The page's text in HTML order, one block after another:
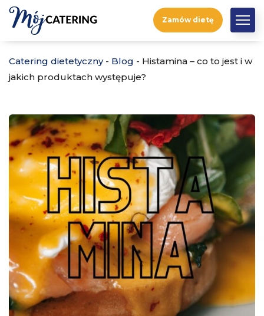
Zamów dietę
Catering dietetyczny- Blog - Histamina – co to jest i w
jakich produktach występuje?